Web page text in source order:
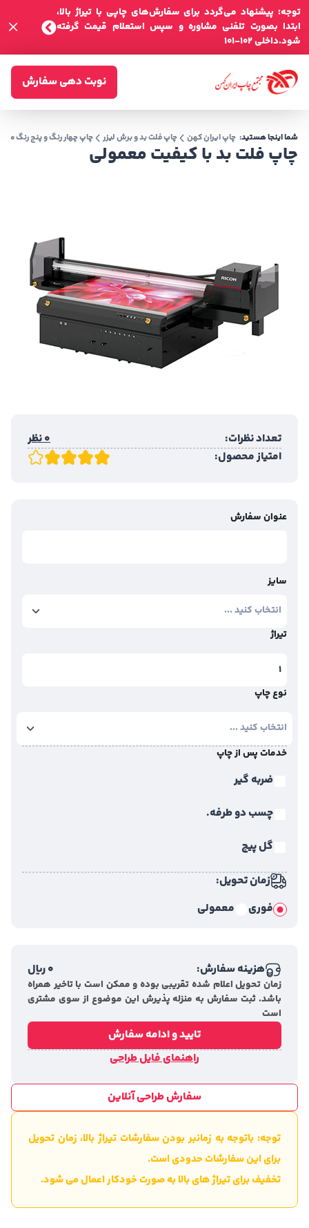
توجه: پیشنهاد می‌گردد برای سفارش‌های چاپی با تیراژ بالا،
ابتدا بصورت تلفنی مشاوره و سپس استعلام قیمت گرفته
شود.داخلی 102-101
نوبت دهی سفارش
چاپ فلت بد با کیفیت معمولی
شما اینجا هستید: چاپ ایران کهن چاپ فلت بد و برش لیزر چاپ چهار رنگ و پنج رنگ
تعداد نظرات:
0 نظر
امتیاز محصول:
عنوان سفارش
سایز
تیراژ
نوع چاپ
خدمات پس از چاپ
ضربه گیر
چسب دو طرفه.
گل پیچ
زمان تحویل:
فوری
معمولی
هزینه سفارش: 0ریال
زمان تحویل اعلام شده تقریبی بوده و ممکن است با تاخیر همراه
باشد. ثبت سفارش به منزله پذیرش این موضوع از سوی مشتری
است
تایید و ادامه سفارش
راهنمای فایل طراحی
سفارش طراحی آنلاین
توجه: باتوجه به زمانبر بودن سفارشات تیراژ بالا، زمان تحویل
برای این سفارشات حدودی است.
تخفیف برای تیراژ های بالا به صورت خودکار اعمال می شود.